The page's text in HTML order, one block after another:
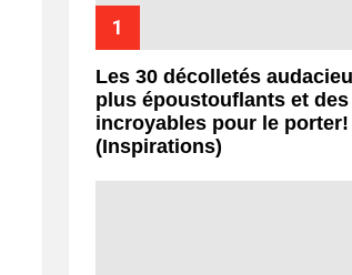
Les 30 décolletés
plus époustouflants et
incroyables pour le porter!
(Inspirations)